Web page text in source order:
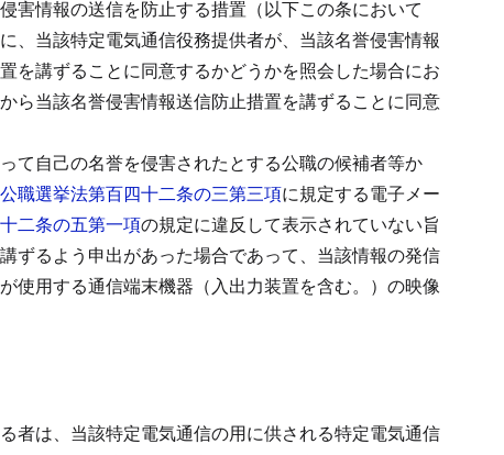
害情報の送信を防止する措置（以下この条において
、当該特定電気通信役務提供者が、当該名誉侵害情報
を講ずることに同意するかどうかを照会した場合にお
ら当該名誉侵害情報送信防止措置を講ずることに同意
て自己の名誉を侵害されたとする公職の候補者等か
公職選挙法第百四十二条の三第三項に規定する電子メー
二条の五第一項の規定に違反して表示されていない旨
ずるよう申出があった場合であって、当該情報の発信
使用する通信端末機器（入出力装置を含む。）の映像
者は、当該特定電気通信の用に供される特定電気通信